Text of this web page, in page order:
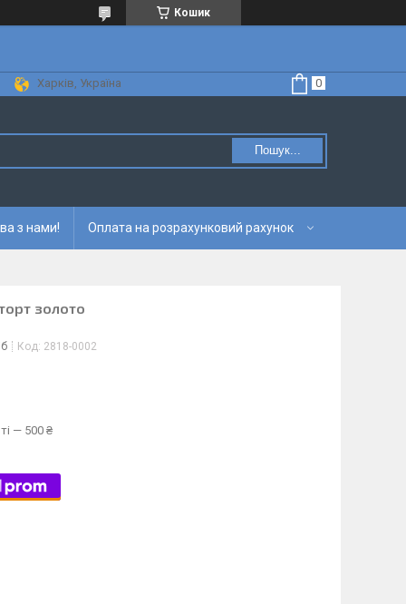
Кошик
Харків, Україна
Пошук...
з нами! Оплата на розрахунковий рахунок
золото
Код: 2818-0002
— 500 ₴